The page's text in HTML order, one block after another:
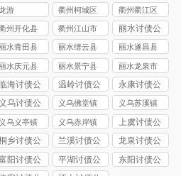
讨债公司
讨债公司
讨债公司
游
衢州柯城区
讨债公司
衢州衢江区
讨债公司
州开化县
债公司
衢州江山市
讨债公司
丽水讨债公
司
水青田县
债公司
丽水缙云县
讨债公司
丽水遂昌县
讨债公司
水庆元县
债公司
丽水景宁县
讨债公司
丽水龙泉市
讨债公司
海讨债公
司
温岭讨债公
司
永康讨债公
司
义乌讨债公
义乌佛堂镇
讨债公司
义乌苏溪镇
讨债公司
义乌义亭镇
债公司
义乌赤岸镇
讨债公司
上虞讨债公
司
乡讨债公
兰溪讨债公
司
龙泉讨债公
司
阳讨债公
平湖讨债公
东阳讨债公